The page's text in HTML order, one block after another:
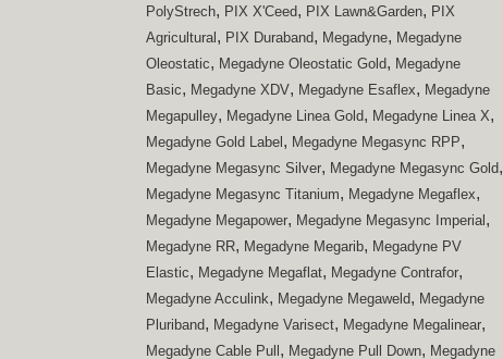
PolyStrech, PIX X'Ceed, PIX Lawn&Garden, PIX
Agricultural , PIX Duraband, Megadyne, Megadyne
Oleostatic, Megadyne Oleostatic Gold, Megadyne
Basic, Megadyne XDV, Megadyne Esaflex, Megadyne
Megapulley, Megadyne Linea Gold, Megadyne Linea X,
Megadyne Gold Label , Megadyne Megasync RPP,
Megadyne Megasync Silver, Megadyne Megasync Gold,
Megadyne Megasync Titanium, Megadyne Megaflex,
Megadyne Megapower, Megadyne Megasync Imperial ,
Megadyne RR, Megadyne Megarib, Megadyne PV
Elastic, Megadyne Megaflat, Megadyne Contrafor,
Megadyne Acculink, Megadyne Megaweld, Megadyne
Pluriband, Megadyne Varisect, Megadyne Megalinear,
Megadyne Cable Pull , Megadyne Pull Down, Megadyne